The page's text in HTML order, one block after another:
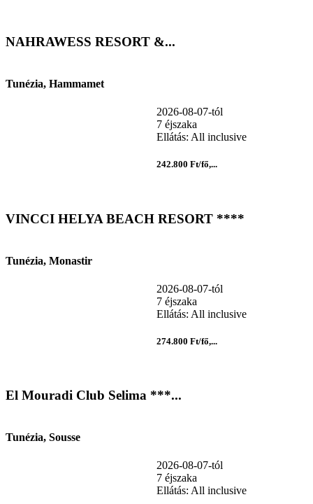
NAHRAWESS RESORT &...
Tunézia, Hammamet
2026-08-07-tól
7 éjszaka
Ellátás: All inclusive
242.800 Ft/fő,...
VINCCI HELYA BEACH RESORT ****
Tunézia, Monastir
2026-08-07-tól
7 éjszaka
Ellátás: All inclusive
274.800 Ft/fő,...
El Mouradi Club Selima ***...
Tunézia, Sousse
2026-08-07-tól
7 éjszaka
Ellátás: All inclusive